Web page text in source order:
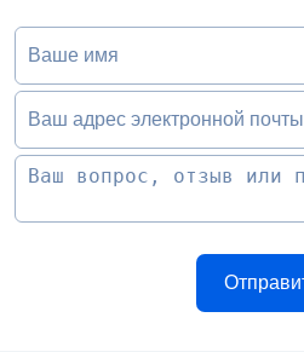
Ваше имя
Ваш адрес электронной почты